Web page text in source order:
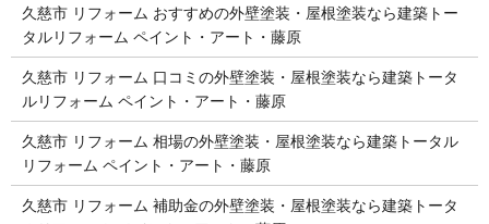
久慈市 リフォーム おすすめの外壁塗装・屋根塗装なら建築トー
タルリフォーム ペイント・アート・藤原
久慈市 リフォーム 口コミの外壁塗装・屋根塗装なら建築トータ
ルリフォーム ペイント・アート・藤原
久慈市 リフォーム 相場の外壁塗装・屋根塗装なら建築トータル
リフォーム ペイント・アート・藤原
久慈市 リフォーム 補助金の外壁塗装・屋根塗装なら建築トータ